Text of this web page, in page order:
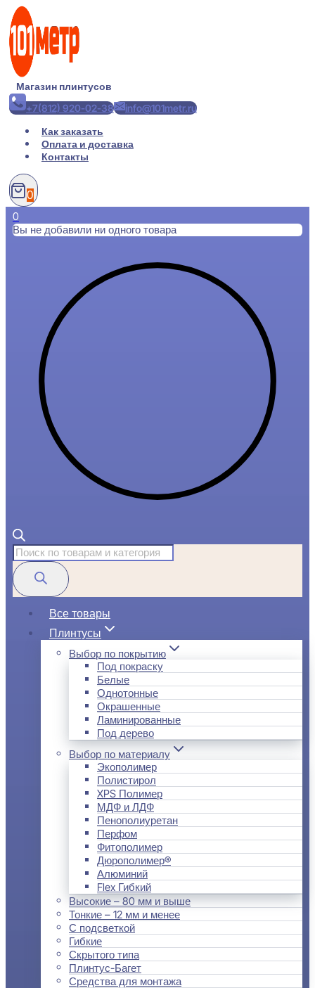
Перейти
содержимому
Магазин плинтусов
+7(812) 920-02-38
info@101metr.ru
Как заказать
Оплата и доставка
Контакты
0
0
Вы не добавили ни одного товара
Поиск
товаров
Все товары
Плинтусы
Выбор по покрытию
Под покраску
Белые
Однотонные
Окрашенные
Ламинированные
Под дерево
Выбор по материалу
Экополимер
Полистирол
XPS Полимер
МДФ и ЛДФ
Пенополиуретан
Перфом
Фитополимер
Дюрополимер®
Алюминий
Flex Гибкий
Высокие – 80 мм и выше
Тонкие – 12 мм и менее
С подсветкой
Гибкие
Скрытого типа
Плинтус-Багет
Средства для монтажа